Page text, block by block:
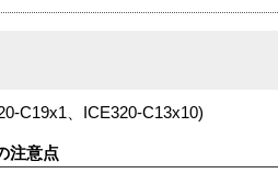
C19x1、ICE320-C13x10)
注意点